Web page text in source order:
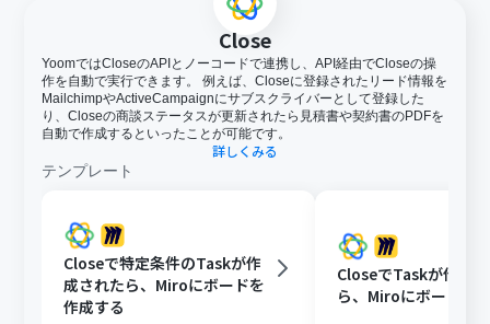
Close
YoomではCloseのAPIとノーコードで連携し、API経由でCloseの操
作を自動で実行できます。 例えば、Closeに登録されたリード情報を
MailchimpやActiveCampaignにサブスクライバーとして登録した
り、Closeの商談ステータスが更新されたら見積書や契約書のPDFを
自動で作成するといったことが可能です。
詳しくみる
テンプレート
Closeで特定条件のTaskが作
成されたら、Miroにボードを
作成する
CloseでTaskが作成
ら、Miroにボードを